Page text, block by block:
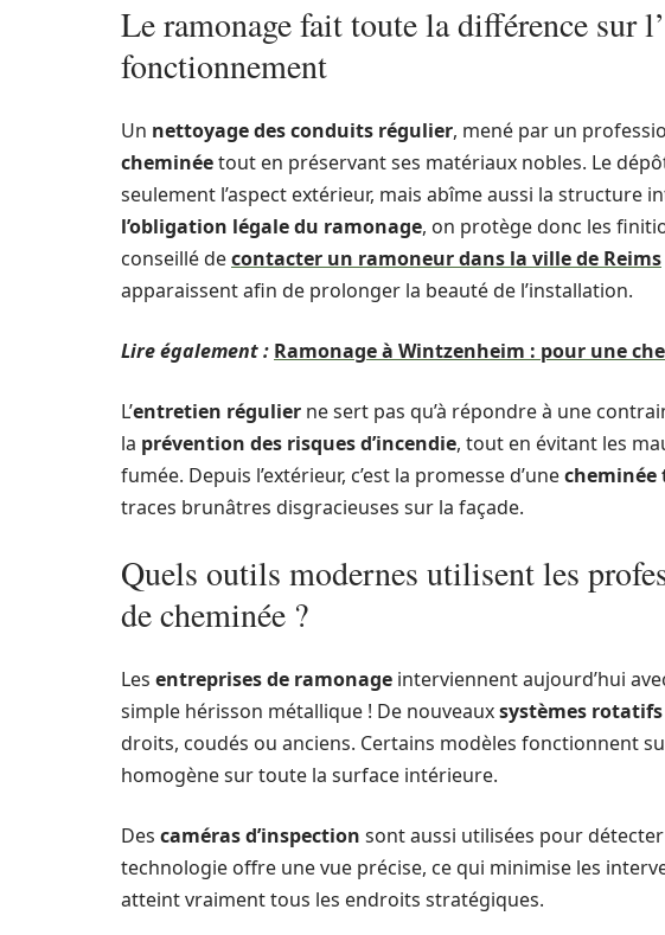
Le ramonage fait toute la différence sur
fonctionnement
Un nettoyage des conduits régulier, mené par un
cheminéetout en préservant ses matériaux nobles. Le
seulement l’aspect extérieur, mais abîme aussi la structure
l’obligation légale du ramonage, on protège donc les
conseillé decontacter un ramoneur dans la ville de Reims
apparaissent afin de prolonger la beauté de l’installation.
Lire également : Ramonage à Wintzenheim : pour une
L’entretien régulier ne sert pas qu’à répondre à une
la prévention des risques d’incendie, tout en évitant les
fumée. Depuis l’extérieur, c’est la promesse d’unecheminée
traces brunâtres disgracieuses sur la façade.
Quels outils modernes utilisent les
de cheminée ?
Les entreprises de ramonage interviennent aujourd’hui
simple hérisson métallique ! De nouveauxsystèmes rotatifs
droits, coudés ou anciens. Certains modèles fonctionnent
homogène sur toute la surface intérieure.
Des caméras d’inspection sont aussi utilisées pour
technologie offre une vue précise, ce qui minimise les
atteint vraiment tous les endroits stratégiques.